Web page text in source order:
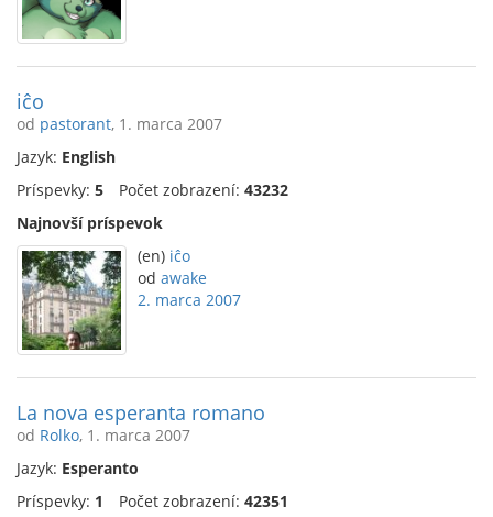
iĉo
od pastorant, 1. marca 2007
Jazyk: English
Príspevky: 5 Počet zobrazení: 43232
Najnovší príspevok
(en) iĉo
od awake
2. marca 2007
La nova esperanta romano
od Rolko, 1. marca 2007
Jazyk: Esperanto
Príspevky: 1 Počet zobrazení: 42351